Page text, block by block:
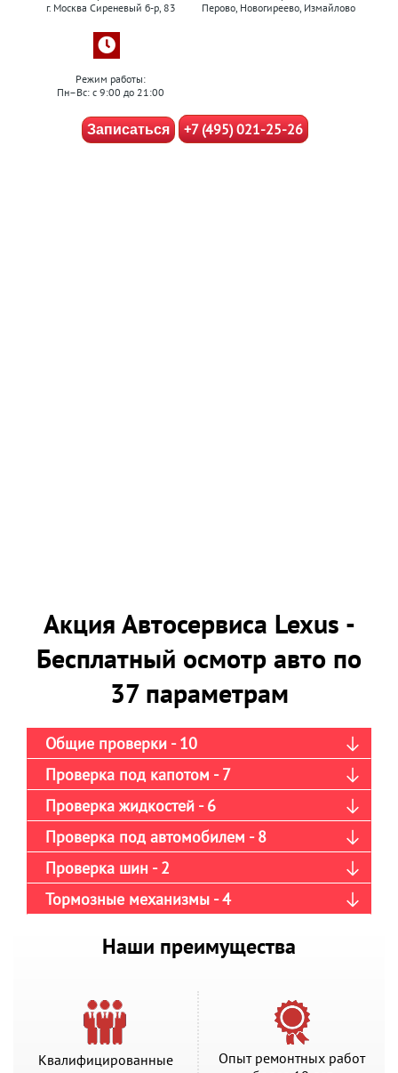
г. Москва Сиреневый б-р, 83
Перово, Новогиреево, Измайлово
Режим работы:
Пн–Вс: с 9:00 до 21:00
Записаться +7 (495) 021-25-26
Акция Автосервиса Lexus -
Бесплатный осмотр авто по
37 параметрам
Общие проверки - 10
Проверка под капотом - 7
Проверка жидкостей - 6
Проверка под автомобилем - 8
Проверка шин - 2
Тормозные механизмы - 4
Наши преимущества
Квалифицированные
Опыт ремонтных работ